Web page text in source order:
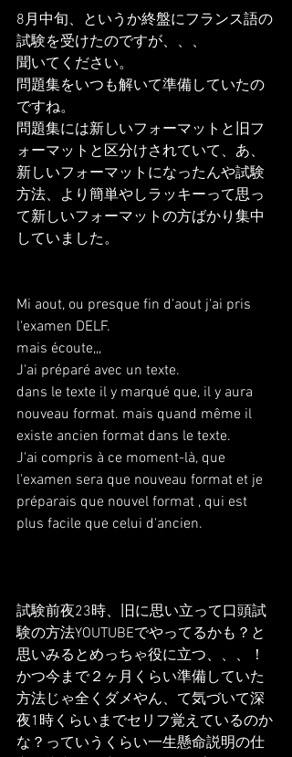
8月中旬、というか終盤にフランス語の
試験を受けたのですが、、、
聞いてください。
問題集をいつも解いて準備していたの
ですね。
問題集には新しいフォーマットと旧フ
ォーマットと区分けされていて、あ、
新しいフォーマットになったんや試験
方法、より簡単やしラッキーって思っ
て新しいフォーマットの方ばかり集中
していました。
Mi aout, ou presque fin d'aout j'ai pris
l'examen DELF.
mais écoute,,,
J'ai préparé avec un texte.
dans le texte il y marqué que, il y aura
nouveau format. mais quand même il
existe ancien format dans le texte.
J'ai compris à ce moment-là, que
l'examen sera que nouveau format et je
préparais que nouvel format , qui est
plus facile que celui d'ancien.
試験前夜23時、旧に思い立って口頭試
験の方法YOUTUBEでやってるかも？と
思いみるとめっちゃ役に立つ、、、！
かつ今まで２ヶ月くらい準備していた
方法じゃ全くダメやん、て気づいて深
夜1時くらいまでセリフ覚えているのか
な？っていうくらい一生懸命説明の仕